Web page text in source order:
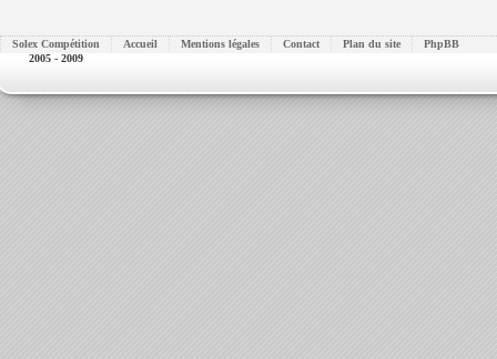
Solex Compétition
2005 - 2009
Accueil Mentions légales Contact Plan du site PhpBB